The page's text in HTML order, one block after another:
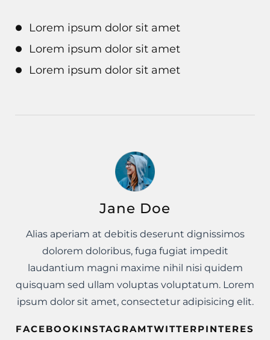
Lorem ipsum dolor sit amet
Lorem ipsum dolor sit amet
Lorem ipsum dolor sit amet
Jane Doe
Alias aperiam at debitis deserunt dignissimos
dolorem doloribus, fuga fugiat impedit
laudantium magni maxime nihil nisi quidem
quisquam sed ullam voluptas voluptatum. Lorem
ipsum dolor sit amet, consectetur adipisicing elit.
FACEBOOKINSTAGRAMTWITTERPINTERES